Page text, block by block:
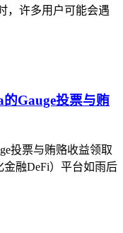
，许多用户可能会遇
Gauge投票与贿
投票与贿赂收益领取
融DeFi）平台如雨后